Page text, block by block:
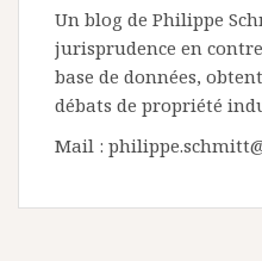
Un blog de Philippe
jurisprudence en
base de données,
débats de propriété
Mail :